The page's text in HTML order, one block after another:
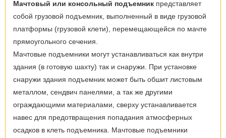
Мачтовый или консольный подъемник представляет
собой грузовой подъемник, выполненный в виде грузовой
платформы (грузовой клети), перемещающейся по мачте
прямоугольного сечения.
Мачтовые подъемники могут устанавливаться как внутри
здания (в готовую шахту) так и снаружи. При установке
снаружи здания подъемник может быть обшит листовым
металлом, сендвич панелями, а так же другими
ограждающими материалами, сверху устанавливается
навес для предотвращения попадания атмосферных
осадков в клеть подъемника. Мачтовые подъемники